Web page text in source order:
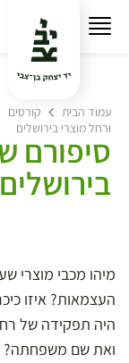
עמוד הבית קורסים
ורחל מוצרי בירושלים
סיפורם
בירושלים
מיהו מכבי מוצרי
העצמאות? איזו
היה תפקידה של
ואת שם משפחתה?